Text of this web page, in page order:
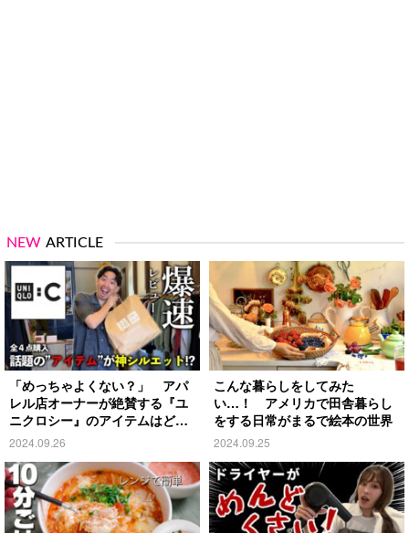
NEW ARTICLE
「めっちゃよくない？」 アパ
レル店オーナーが絶賛する『ユ
ニクロシー』のアイテムはど
れ？
2024.09.26
こんな暮らしをしてみた
い…！ アメリカで田舎暮らし
をする日常がまるで絵本の世界
2024.09.25